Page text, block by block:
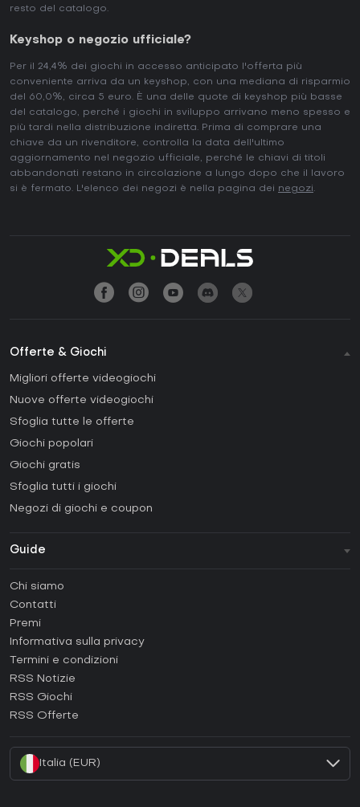
resto del catalogo.
Keyshop o negozio ufficiale?
Per il 24,4% dei giochi in accesso anticipato l'offerta più
conveniente arriva da un keyshop, con una mediana di risparmio
del 60,0%, circa 5 euro. È una delle quote di keyshop più basse
del catalogo, perché i giochi in sviluppo arrivano meno spesso e
più tardi nella distribuzione indiretta. Prima di comprare una
chiave da un rivenditore, controlla la data dell'ultimo
aggiornamento nel negozio ufficiale, perché le chiavi di titoli
abbandonati restano in circolazione a lungo dopo che il lavoro
si è fermato. L'elenco dei negozi è nella pagina dei negozi.
Offerte & Giochi
Migliori offerte videogiochi
Nuove offerte videogiochi
Sfoglia tutte le offerte
Giochi popolari
Giochi gratis
Sfoglia tutti i giochi
Negozi di giochi e coupon
Guide
Come attivare una Steam CD Key?
Come attivare una Epic Games CD Key?
Come attivare una GOG CD Key?
Come attivare una Ubisoft Connect CD Key?
Chi siamo
Contatti
Premi
Informativa sulla privacy
Termini e condizioni
RSS Notizie
RSS Giochi
RSS Offerte
Italia (EUR)